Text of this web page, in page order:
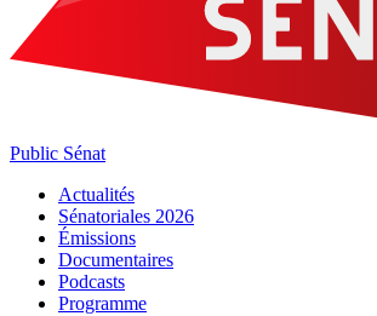
Public Sénat
Actualités
Sénatoriales 2026
Émissions
Documentaires
Podcasts
Programme